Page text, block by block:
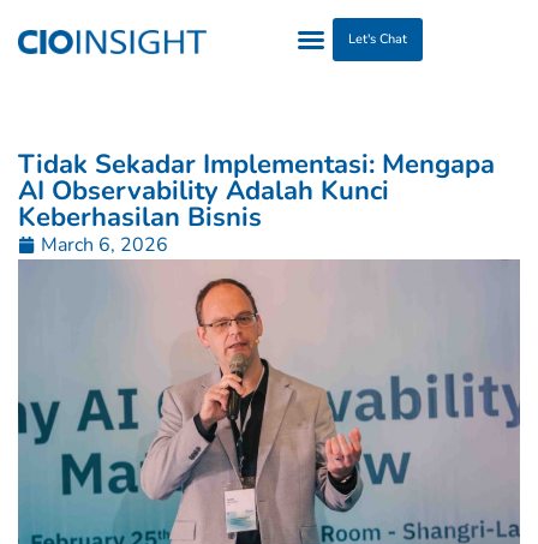
Let's Chat
Tidak Sekadar Implementasi: Mengapa
AI Observability Adalah Kunci
Keberhasilan Bisnis
March 6, 2026